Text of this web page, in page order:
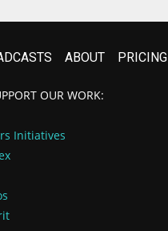
ABOUT PRICING
OUR WORK:
Initiatives